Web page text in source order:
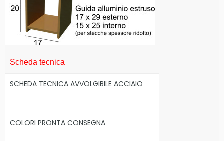
Scheda tecnica
SCHEDA TECNICA AVVOLGIBILE ACCIAIO
COLORI PRONTA CONSEGNA